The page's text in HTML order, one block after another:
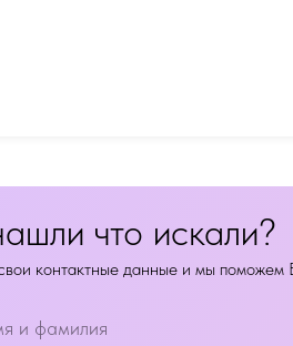
что искали?
контактные данные и мы поможем